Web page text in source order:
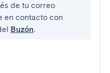
de tu correo
en contacto con
Buzón.